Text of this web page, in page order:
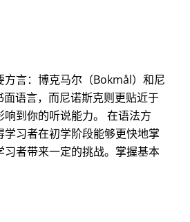
言：博克马尔（Bokmål）和尼
语言，而尼诺斯克则更贴近于
到你的听说能力。 在语法方
习者在初学阶段能够更快地掌
者带来一定的挑战。掌握基本